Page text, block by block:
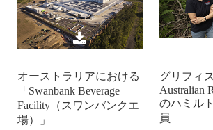
オーストラリアにおける
「Swanbank Beverage
Facility（スワンバンクエ
場）」
グリフィ
Australian
のハミル
員